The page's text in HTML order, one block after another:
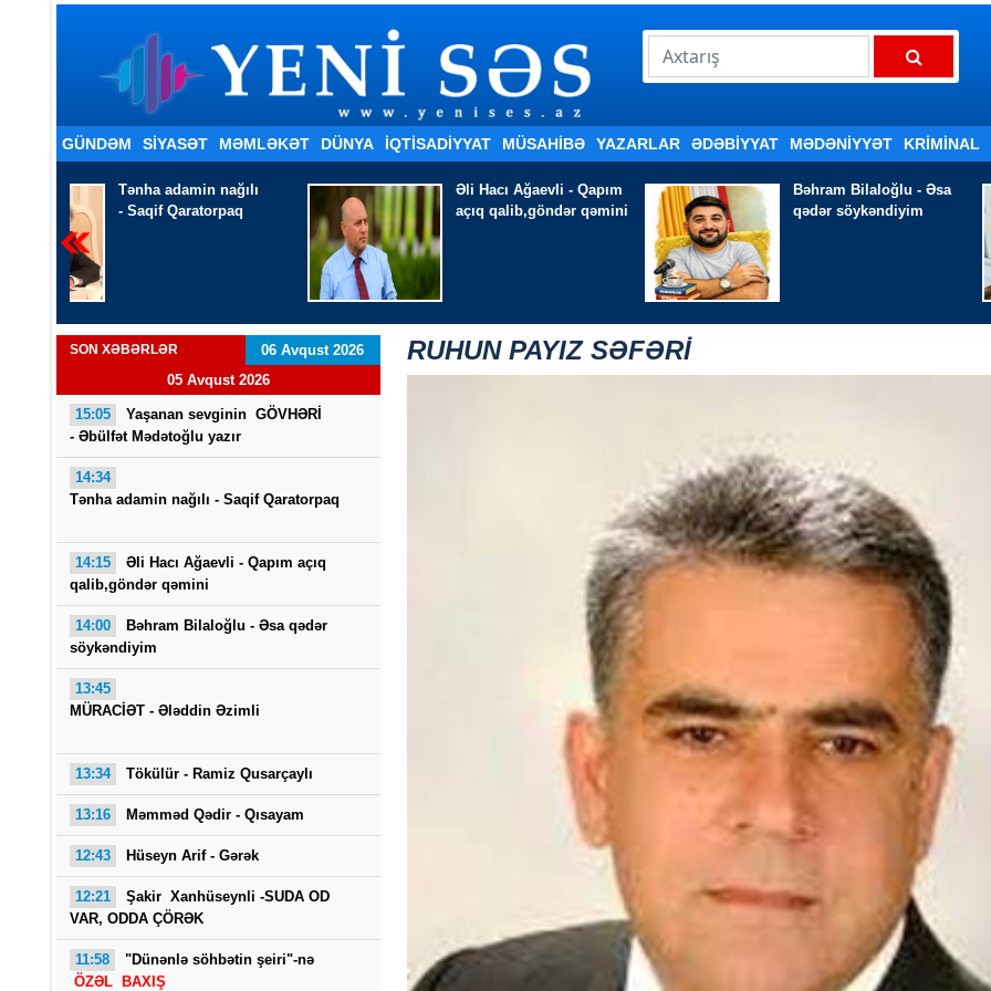
GÜNDƏM SİYASƏT MƏMLƏKƏT DÜNYA İQTISADIYYAT MÜSAHİBƏ YAZARLAR ƏDƏBIYYAT MƏDƏNİYYƏT KRİMİNAL
Əli Hacı Ağaevli -Qapım
açıq qalib,göndər qəmini
Bəhram Bilaloğlu - Əsa
qədər söykəndiyim
MÜRACİƏT -
Əzimli
SON XƏBƏRLƏR
06 Avqust 2026
05 Avqust 2026
15:05
Yaşanan sevginin GÖVHƏRİ
- Əbülfət Mədətoğlu yazır
14:34
Tənha adamin nağılı - Saqif Qaratorpaq
14:15 Əli Hacı Ağaevli - Qapım açıq
qalib,göndər qəmini
14:00
Bəhram Bilaloğlu - Əsa qədər
söykəndiyim
13:45
MÜRACİƏT - Ələddin Əzimli
13:34 Tökülür - Ramiz Qusarçaylı
13:16 Məmməd Qədir - Qısayam
12:43 Hüseyn Arif - Gərək
12:21
Şakir Xanhüseynli -SUDA OD
VAR, ODDA ÇÖRƏK
11:58
"Dünənlə söhbətin şeiri"-nə
ÖZƏL BAXIŞ
RUHUN PAYIZ SƏFƏRİ
Sabah bəzi yerlərdə yağış yağacaq
Xocalı, Ağdərə və Cəbrayılın
kəndlərinə köç karvanı yola